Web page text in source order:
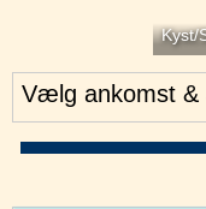
Kyst/
Vælg ankomst &